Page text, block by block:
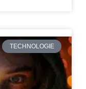
TECHNOLOGIE